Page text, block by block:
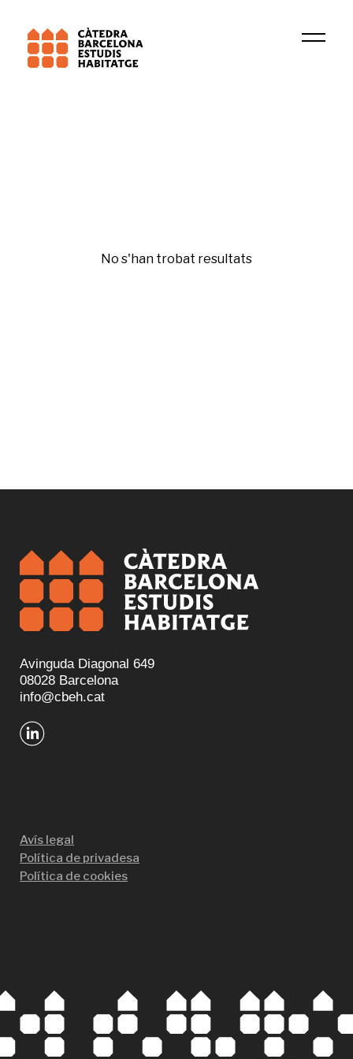
No s'han trobat resultats
Avinguda Diagonal 649
08028 Barcelona
info@cbeh.cat
Avís legal
Política de privadesa
Política de cookies